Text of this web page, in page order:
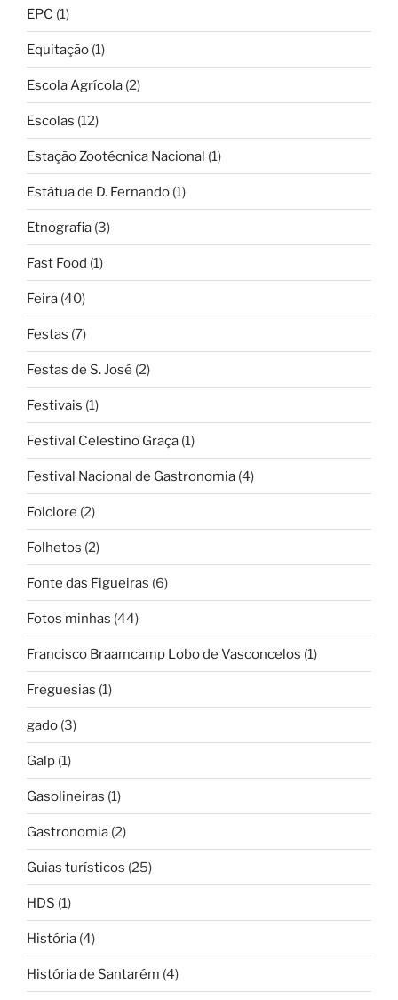
EPC (1)
Equitação (1)
Escola Agrícola (2)
Escolas (12)
Estação Zootécnica Nacional (1)
Estátua de D. Fernando (1)
Etnografia (3)
Fast Food (1)
Feira (40)
Festas (7)
Festas de S. José (2)
Festivais (1)
Festival Celestino Graça (1)
Festival Nacional de Gastronomia (4)
Folclore (2)
Folhetos (2)
Fonte das Figueiras (6)
Fotos minhas (44)
Francisco Braamcamp Lobo de Vasconcelos (1)
Freguesias (1)
gado (3)
Galp (1)
Gasolineiras (1)
Gastronomia (2)
Guias turísticos (25)
HDS (1)
História (4)
História de Santarém (4)